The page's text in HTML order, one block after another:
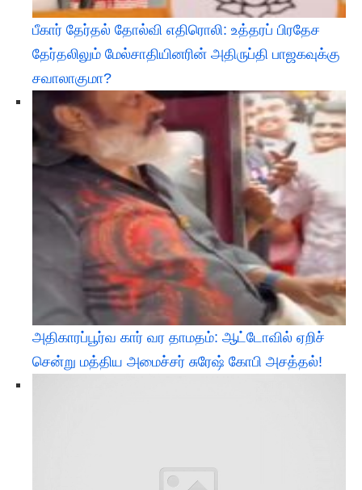
பீகார் தேர்தல் தோல்வி எதிரொலி: உத்தரப் பிரதேச
தேர்தலிலும் மேல்சாதியினரின் அதிருப்தி பாஜகவுக்கு
சவாலாகுமா?
அதிகாரப்பூர்வ கார் வர தாமதம்: ஆட்டோவில் ஏறிச்
சென்று மத்திய அமைச்சர் சுரேஷ் கோபி அசத்தல்!